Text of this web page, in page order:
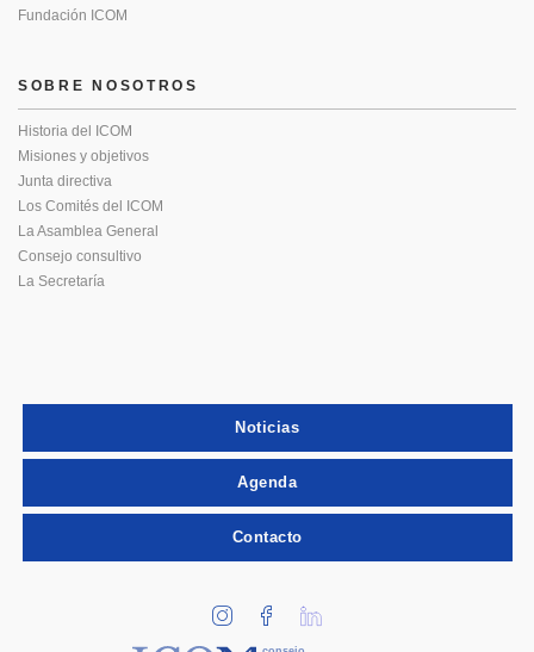
Fundación ICOM
SOBRE NOSOTROS
Historia del ICOM
Misiones y objetivos
Junta directiva
Los Comités del ICOM
La Asamblea General
Consejo consultivo
La Secretaría
Noticias
Agenda
Contacto